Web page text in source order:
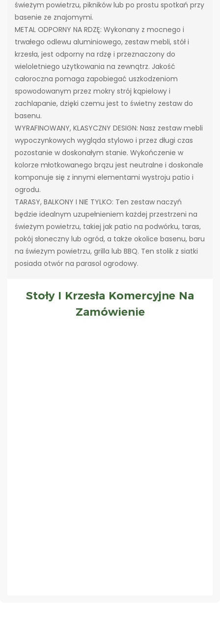
świeżym powietrzu, pikników lub po prostu spotkań przy
basenie ze znajomymi.
METAL ODPORNY NA RDZĘ: Wykonany z mocnego i
trwałego odlewu aluminiowego, zestaw mebli, stół i
krzesła, jest odporny na rdzę i przeznaczony do
wieloletniego użytkowania na zewnątrz. Jakość
całoroczna pomaga zapobiegać uszkodzeniom
spowodowanym przez mokry strój kąpielowy i
zachlapanie, dzięki czemu jest to świetny zestaw do
basenu.
WYRAFINOWANY, KLASYCZNY DESIGN: Nasz zestaw mebli
wypoczynkowych wygląda stylowo i przez długi czas
pozostanie w doskonałym stanie. Wykończenie w
kolorze młotkowanego brązu jest neutralne i doskonale
komponuje się z innymi elementami wystroju patio i
ogrodu.
TARASY, BALKONY I NIE TYLKO: Ten zestaw naczyń
będzie idealnym uzupełnieniem każdej przestrzeni na
świeżym powietrzu, takiej jak patio na podwórku, taras,
pokój słoneczny lub ogród, a także okolice basenu, baru
na świeżym powietrzu, grilla lub BBQ. Ten stolik z siatki
posiada otwór na parasol ogrodowy.
Stoły I Krzesła Komercyjne Na
Zamówienie